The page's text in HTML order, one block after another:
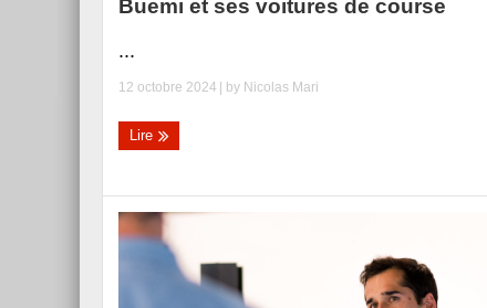
Buemi et ses voitures de course
...
12 octobre 2024 | by Nicolas Mari
Lire